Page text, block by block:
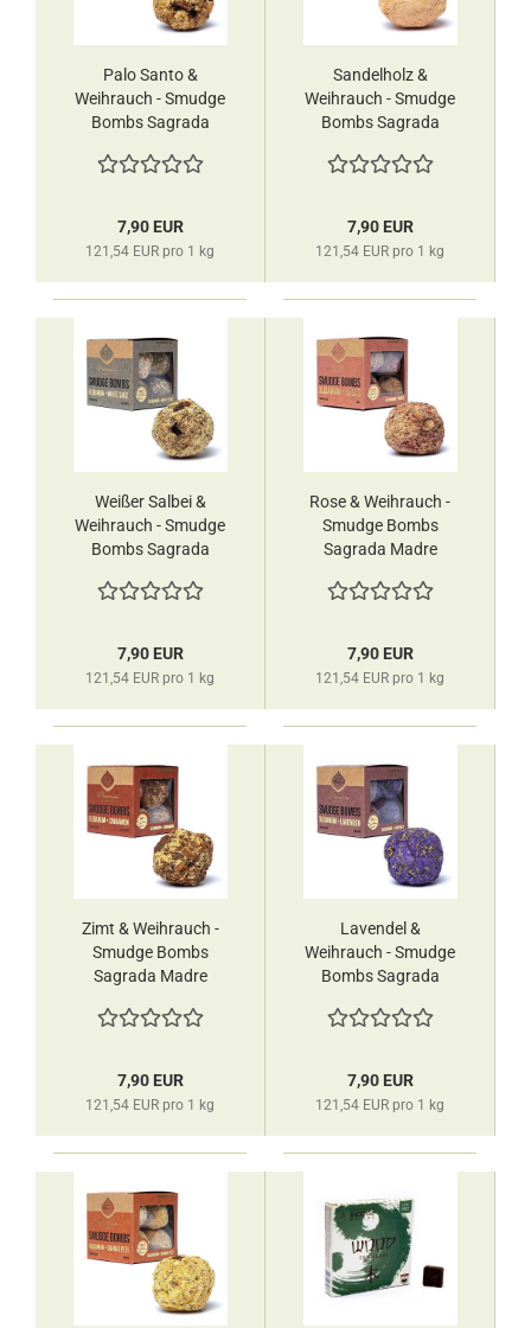
Palo Santo &
Weihrauch - Smudge
Bombs Sagrada
7,90 EUR
121,54 EUR pro 1 kg
Sandelholz &
Weihrauch - Smudge
Bombs Sagrada
7,90 EUR
121,54 EUR pro 1 kg
Weißer Salbei &
Weihrauch - Smudge
Bombs Sagrada
7,90 EUR
121,54 EUR pro 1 kg
Rose & Weihrauch -
Smudge Bombs
Sagrada Madre
7,90 EUR
121,54 EUR pro 1 kg
Zimt & Weihrauch -
Smudge Bombs
Sagrada Madre
7,90 EUR
121,54 EUR pro 1 kg
Lavendel &
Weihrauch - Smudge
Bombs Sagrada
7,90 EUR
121,54 EUR pro 1 kg